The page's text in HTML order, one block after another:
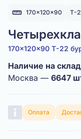
170x120x90 Т-
170x120x90 Т-22
Наличие на
Москва — 6647
Оплата